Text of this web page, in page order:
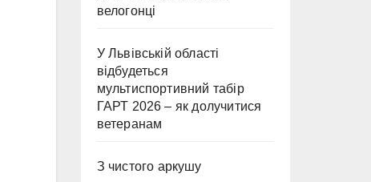
велогонці
У Львівській області
відбудеться
мультиспортивний табір
ГАРТ 2026 – як долучитися
ветеранам
З чистого аркушу